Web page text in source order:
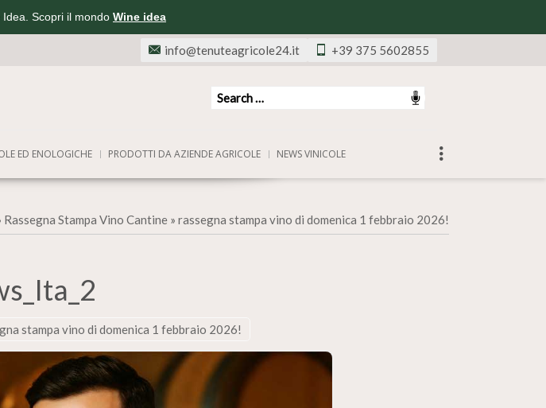
Scopri il mondo Wine idea
+39 375 5602855
info@tenuteagricole24.it
ED ENOLOGICHE PRODOTTI DA AZIENDE AGRICOLE NEWS VINICOLE
Rassegna Stampa Vino Cantine » rassegna stampa vino di domenica 1 febbraio 2026!
stampa vino di domenica 1 febbraio 2026!